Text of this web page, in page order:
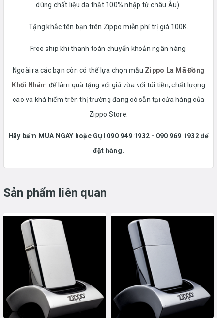
dùng chất liệu da thật 100% nhập từ châu Âu).
Tặng khắc tên bạn trên Zippo miễn phí trị giá 100K.
Free ship khi thanh toán chuyển khoản ngân hàng.
Ngoài ra các bạn còn có thể lựa chọn mẫu Zippo La Mã Đồng
Khối Nhám để làm quà tặng với giá vừa với túi tiền, chất lượng
cao và khá hiếm trên thị trường đang có sẵn tại cửa hàng của
Zippo Store.
Hãy bấm MUA NGAY hoặc GỌI 090 949 1932 - 090 969 1932 để
đặt hàng.
Sản phẩm liên quan